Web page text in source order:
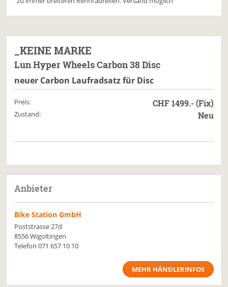
_KEINE MARKE
Lun Hyper Wheels Carbon 38 Disc
neuer Carbon Laufradsatz für Disc
Preis: CHF 1499.- (Fix)
Zustand: Neu
Anbieter
Bike Station GmbH
Poststrasse 27d
8556 Wigoltingen
Telefon071 657 10 10
MEHR HÄNDLERINFOS